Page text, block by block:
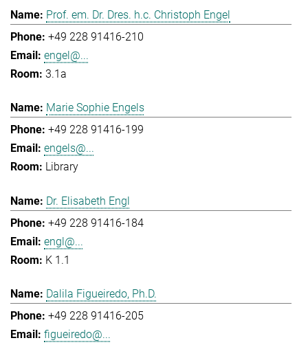
Prof. em. Dr. Dres. h.c. Christoph Engel
+49 228 91416-210
engel@...
3.1a
Marie Sophie Engels
+49 228 91416-199
engels@...
Library
Dr. Elisabeth Engl
+49 228 91416-184
engl@...
K 1.1
Dalila Figueiredo, Ph.D.
+49 228 91416-205
figueiredo@...